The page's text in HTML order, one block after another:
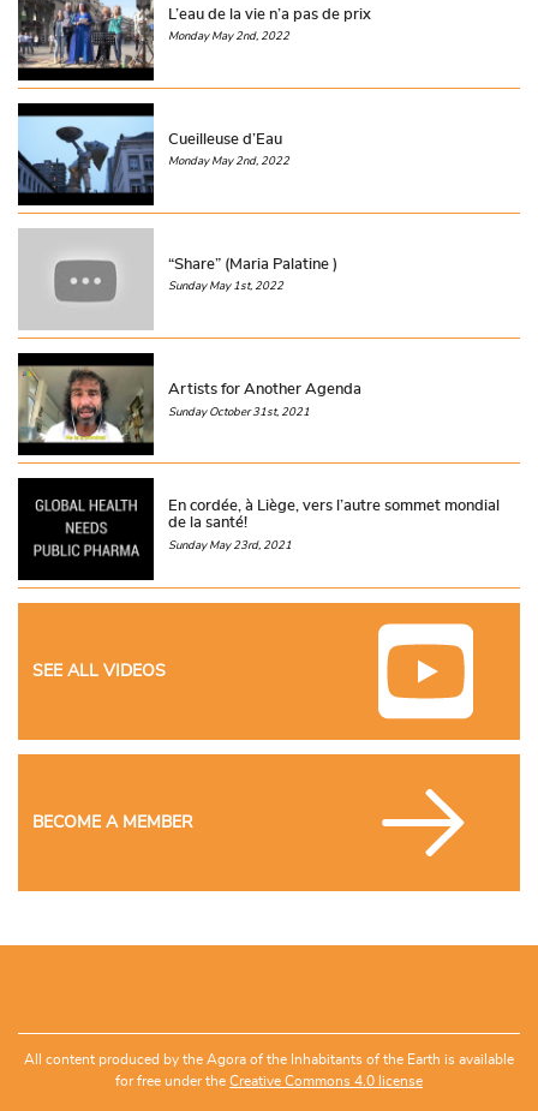
L’eau de la vie n’a pas de prix
Monday May 2nd, 2022
Cueilleuse d’Eau
Monday May 2nd, 2022
“Share” (Maria Palatine )
Sunday May 1st, 2022
Artists for Another Agenda
Sunday October 31st, 2021
En cordée, à Liège, vers l’autre sommet mondial
de la santé!
Sunday May 23rd, 2021
SEE ALL VIDEOS
BECOME A MEMBER
All content produced by the Agora of the Inhabitants of the Earth is available
for free under the Creative Commons 4.0 license